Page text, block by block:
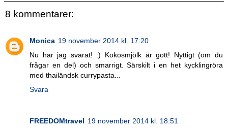
8 kommentarer:
Monica 19 november 2014 kl. 17:20
Nu har jag svarat! :) Kokosmjölk är gott! Nyttigt (om du
frågar en del) och smarrigt. Särskilt i en het kycklingröra
med thailändsk currypasta...
Svara
FREEDOMtravel 19 november 2014 kl. 18:51